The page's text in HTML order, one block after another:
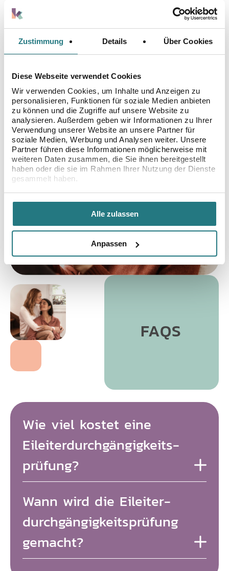
Zustimmung Details Über Cookies
Diese Webseite verwendet Cookies
Wir verwenden Cookies, um Inhalte und Anzeigen zu
personalisieren, Funktionen für soziale Medien anbieten
zu können und die Zugriffe auf unsere Website zu
analysieren. Außerdem geben wir Informationen zu Ihrer
Verwendung unserer Website an unsere Partner für
soziale Medien, Werbung und Analysen weiter. Unsere
Partner führen diese Informationen möglicherweise mit
weiteren Daten zusammen, die Sie ihnen bereitgestellt
haben oder die sie im Rahmen Ihrer Nutzung der Dienste
gesammelt haben.
Alle zulassen
Anpassen
Wenn Sie mehr über dieses Thema wissen möchten,
eine Frage haben oder einen Termin in Ihrem
Kinderwunschzentrum vor Ort vereinbaren möchten,
nehmen Sie bitte Kontakt mit uns auf. Wir werden
FAQS
Wie viel kostet eine
Eileiter­durchgängigkeits­
prüfung?
die sog. Hysterokontrastsonographie (HyCoSy)
Wann wird die Eileiter­
durchgängigkeits­prüfung
gemacht?